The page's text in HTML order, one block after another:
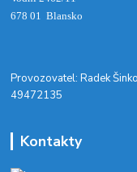
678 01 Blansko
​Provozovatel: Radek
49472135
Kontakty